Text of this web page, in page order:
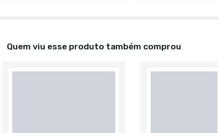
Quem viu esse produto também comprou